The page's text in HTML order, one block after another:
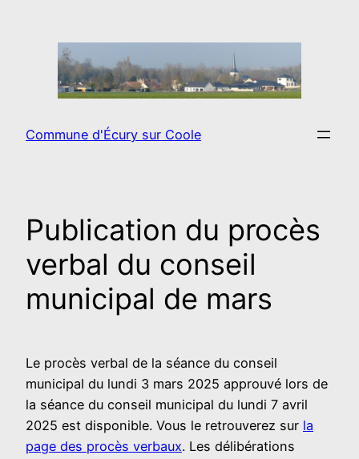
Commune d'Écury sur Coole
Publication du procès
verbal du conseil
municipal de mars
Le procès verbal de la séance du conseil
municipal du lundi 3 mars 2025 approuvé lors de
la séance du conseil municipal du lundi 7 avril
2025 est disponible. Vous le retrouverez sur la
page des procès verbaux. Les délibérations